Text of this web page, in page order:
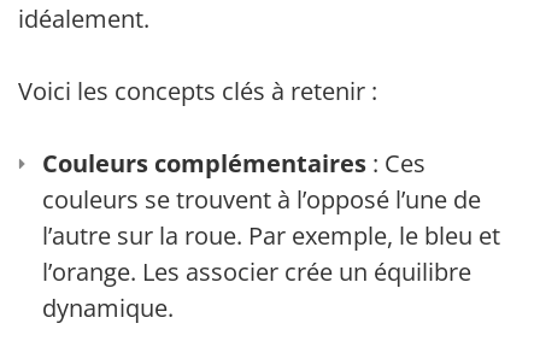
idéalement.
Voici les concepts clés à retenir :
Couleurs complémentaires : Ces
couleurs se trouvent à l’opposé l’une de
l’autre sur la roue. Par exemple, le bleu et
l’orange. Les associer crée un équilibre
dynamique.